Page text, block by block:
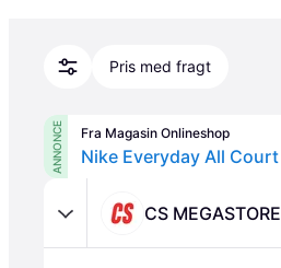
Pris med fragt
ANNONCE Fra Magasin Onlineshop
CS MEGASTORE